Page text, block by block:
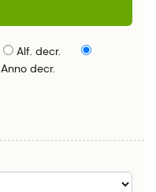
Alf. decr.
Anno decr.